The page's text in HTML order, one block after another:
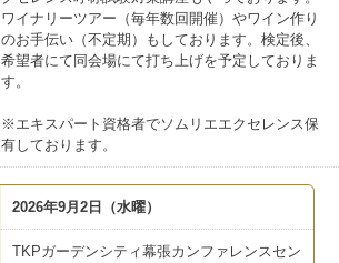
ワイナリーツアー（毎年数回開催）やワイン作り
のお手伝い（不定期）もしております。検定後、
希望者にて同会場にて打ち上げを予定しておりま
す。
※エキスパート資格者でソムリエエクセレンス保
有しております。
2026年9月2日（水曜）
TKPガーデンシティ幕張カンファレンスセン